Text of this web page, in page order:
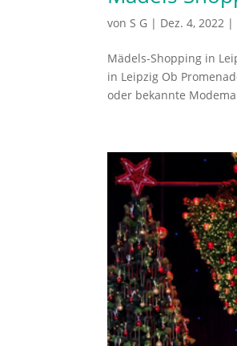
vonS G | Dez. 4, 2022 |
Mädels-Shopping in
in Leipzig Ob
oder bekannte